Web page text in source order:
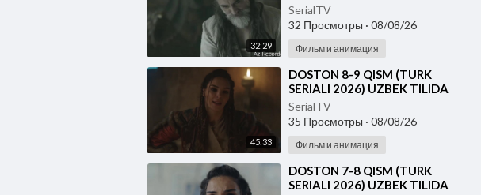
32:29
SerialTV
32 Просмотры · 08/08/26
Фильм и анимация
45:33
⁣DOSTON 8-9 QISM (TURK
SERIALI 2026) UZBEK TILIDA
SerialTV
35 Просмотры · 08/08/26
Фильм и анимация
⁣DOSTON 7-8 QISM (TURK
SERIALI 2026) UZBEK TILIDA